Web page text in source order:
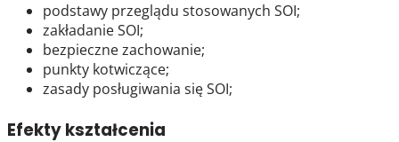
podstawy przeglądu stosowanych SOI;
zakładanie SOI;
bezpieczne zachowanie;
punkty kotwiczące;
zasady posługiwania się SOI;
Efekty kształcenia